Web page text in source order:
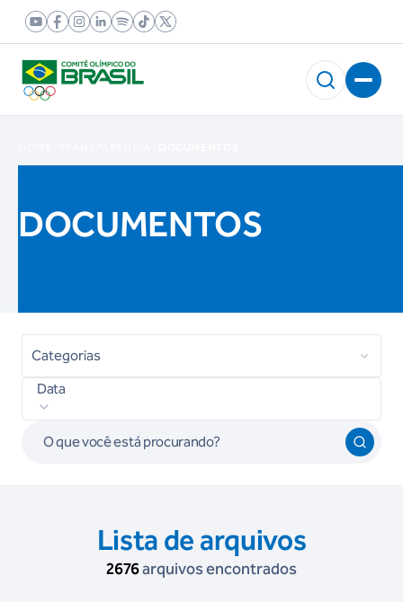
DOCUMENTOS
Categorias
Lista de arquivos
2676arquivos encontrados